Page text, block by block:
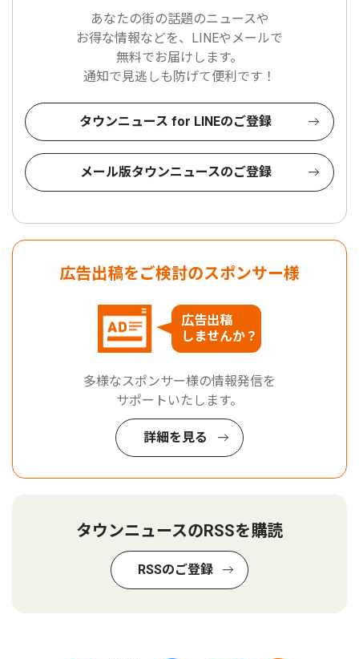
あなたの街の話題のニュースや
お得な情報などを、LINEやメールで
無料でお届けします。
通知で見逃しも防げて便利です！
タウンニュース for LINEのご登録
メール版タウンニュースのご登録
広告出稿をご検討のスポンサー様
広告出稿
しませんか？
多様なスポンサー様の情報発信を
サポートいたします。
詳細を見る
タウンニュースのRSSを購読
RSSのご登録